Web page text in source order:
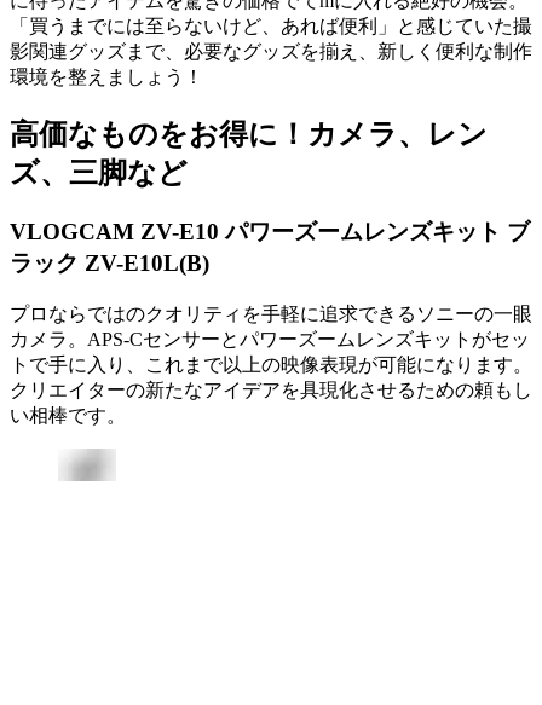
「買うまでには至らないけど、あれば便利」と感じていた撮
影関連グッズまで、必要なグッズを揃え、新しく便利な制作
環境を整えましょう！
高価なものをお得に！カメラ、レン
ズ、三脚など
VLOGCAM ZV-E10 パワーズームレンズキット ブ
ラック ZV-E10L(B)
プロならではのクオリティを手軽に追求できるソニーの一眼
カメラ。APS-Cセンサーとパワーズームレンズキットがセッ
トで手に入り、これまで以上の映像表現が可能になります。
クリエイターの新たなアイデアを具現化させるための頼もし
い相棒です。